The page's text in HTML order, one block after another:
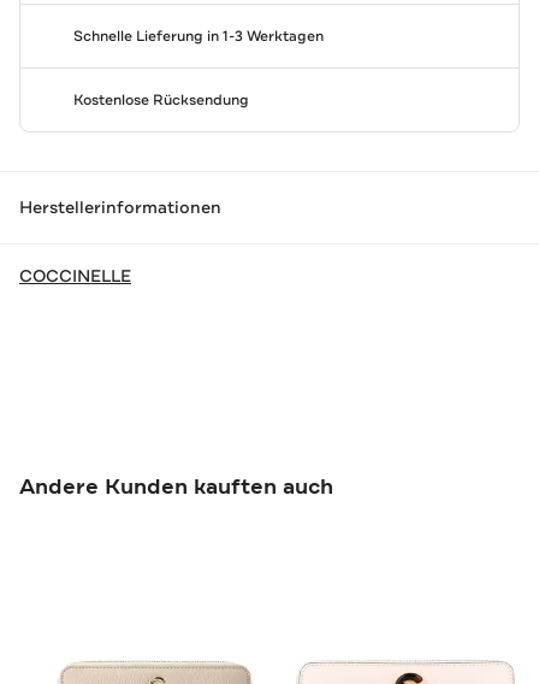
Schnelle Lieferung in 1-3 Werktagen
Kostenlose Rücksendung
Herstellerinformationen
COCCINELLE
Andere Kunden kauften auch